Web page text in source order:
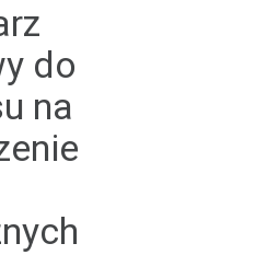
do
na